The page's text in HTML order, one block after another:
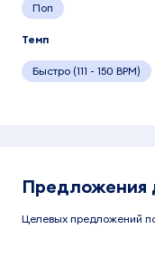
Поп
Темп
Быстро (111 - 150 BPM)
Предложения
Целевых предложений